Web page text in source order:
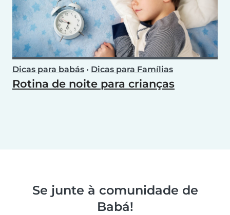
Dicas para babás • Dicas para Famílias
Rotina de noite para crianças
Se junte à comunidade de
Babá!